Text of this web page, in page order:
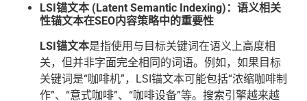
LSI锚文本 (Latent Semantic Indexing)：语义相关
性锚文本在SEO内容策略中的重要性
LSI锚文本是指使用与目标关键词在语义上高度相
关，但并非字面完全相同的词语。例如，如果目标
关键词是“咖啡机”，LSI锚文本可能包括“浓缩咖啡制
作”、“意式咖啡”、“咖啡设备”等。搜索引擎越来越